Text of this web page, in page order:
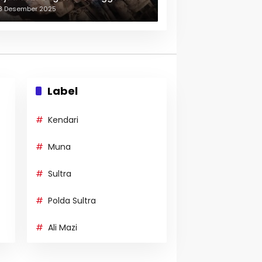
ulang
Desember 2025
Label
Kendari
Muna
Sultra
Polda Sultra
Ali Mazi